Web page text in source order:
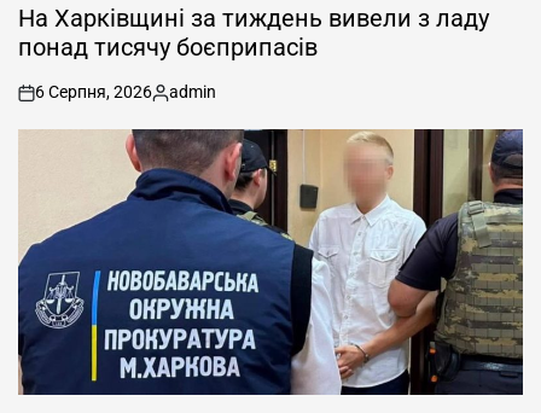
УНа Харківщині за тиждень вивели з ладу
понад тисячу боєприпасів
on
6 Серпня, 2026
Опубліковано
admin